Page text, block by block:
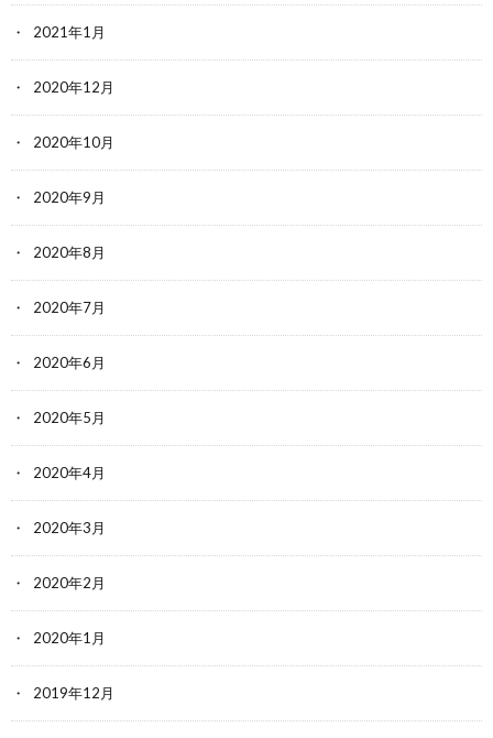
2021年1月
2020年12月
2020年10月
2020年9月
2020年8月
2020年7月
2020年6月
2020年5月
2020年4月
2020年3月
2020年2月
2020年1月
2019年12月